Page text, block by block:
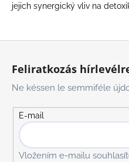
jejich synergický vliv na
L
Feliratkozás
Ne késsen le semmiféle
E-mail
Vložením e-mailu